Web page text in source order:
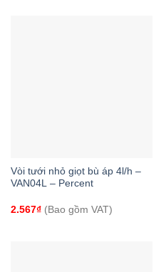
Vòi tưới nhỏ giọt bù áp 4l/h –
VAN04L – Percent
2.567₫(Bao gồm VAT)